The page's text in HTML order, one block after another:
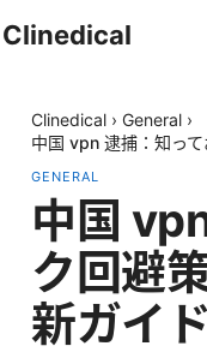
Clinedical
Clinedical › General ›
中国 vpn 逮捕：知っ
GENERAL
中国
ク回避
新ガイ